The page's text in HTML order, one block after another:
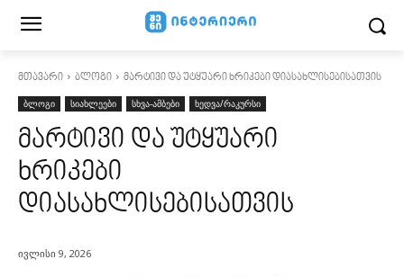
მთავარი ბლოგი მარტივი და უტყუარი ხრიკები დიასახლისებისათვის
ბლოგი სიახლეები სხვა-ამბები ხედვა/რაკურსი
მარტივი და უტყუარი
ხრიკები
დიასახლისებისათვის
ივლისი 9, 2026